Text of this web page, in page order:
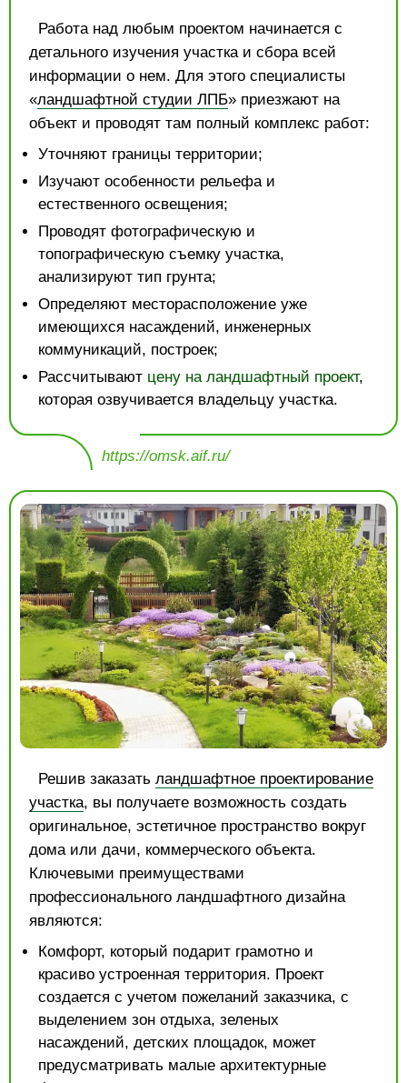
Работа над любым проектом начинается с
детального изучения участка и сбора всей
информации о нем. Для этого специалисты
«ландшафтной студии ЛПБ» приезжают на
объект и проводят там полный комплекс работ:
Уточняют границы территории;
Изучают особенности рельефа и
естественного освещения;
Проводят фотографическую и
топографическую съемку участка,
анализируют тип грунта;
Определяют месторасположение уже
имеющихся насаждений, инженерных
коммуникаций, построек;
Рассчитывают цену на ландшафтный проект,
которая озвучивается владельцу участка.
https://omsk.aif.ru/
Решив заказать ландшафтное проектирование
участка, вы получаете возможность создать
оригинальное, эстетичное пространство вокруг
дома или дачи, коммерческого объекта.
Ключевыми преимуществами
профессионального ландшафтного дизайна
являются:
Комфорт, который подарит грамотно и
красиво устроенная территория. Проект
создается с учетом пожеланий заказчика, с
выделением зон отдыха, зеленых
насаждений, детских площадок, может
предусматривать малые архитектурные